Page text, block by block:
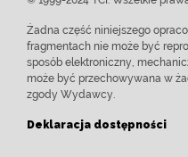
Żadna część niniejszego
fragmentach nie może być
sposób elektroniczny,
może być przechowywana w
zgody Wydawcy.
Deklaracja dostępności